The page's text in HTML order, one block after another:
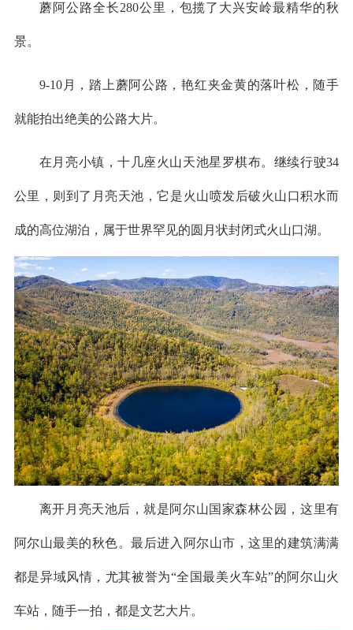
蘑阿公路全长280公里，包揽了大兴安岭最精华的秋
景。
9-10月，踏上蘑阿公路，艳红夹金黄的落叶松，随手
就能拍出绝美的公路大片。
在月亮小镇，十几座火山天池星罗棋布。继续行驶34
公里，则到了月亮天池，它是火山喷发后破火山口积水而
成的高位湖泊，属于世界罕见的圆月状封闭式火山口湖。
离开月亮天池后，就是阿尔山国家森林公园，这里有
阿尔山最美的秋色。最后进入阿尔山市，这里的建筑满满
都是异域风情，尤其被誉为“全国最美火车站”的阿尔山火
车站，随手一拍，都是文艺大片。